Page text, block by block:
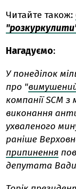
Читайте також:
Нагадуємо:
У понеділок
про "
компанії SCM з
виконання
ухваленого
раніше
припинення
депутата